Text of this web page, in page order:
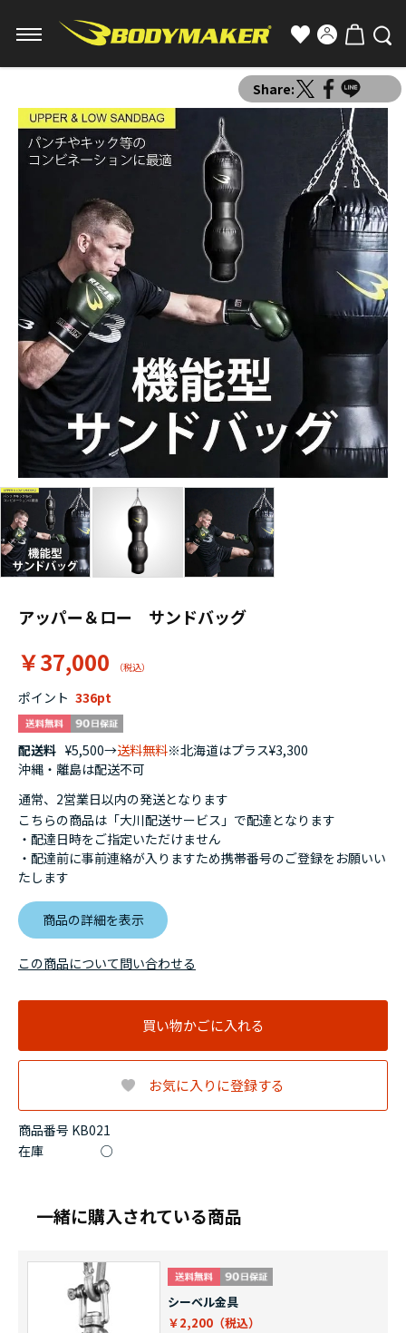
Share:
アッパー＆ロー サンドバッグ
￥37,000
商品番号 KB021
ポイント 336
在庫 ○
配送料 ¥5,500→送料無料※北海道はプラス¥3,300
沖縄・離島は配送不可
通常、2営業日以内の発送となります
こちらの商品は「大川配送サービス」で配達となります
・配達日時をご指定いただけません
・配達前に事前連絡が入りますため携帯番号のご登録をお願いい
たします
商品の詳細を表示
買い物かごに入れる
お気に入りに登録する
一緒に購入されている商品
シーベル金具
￥2,200
この商品について問い合わせる